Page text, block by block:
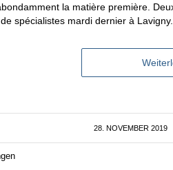
la matière première.
spécialistes mardi dernier à Lavigny.
28. NOVEMBER 2019
/